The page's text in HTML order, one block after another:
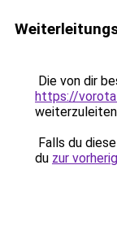
Die von dir
https://
Falls du
du zur